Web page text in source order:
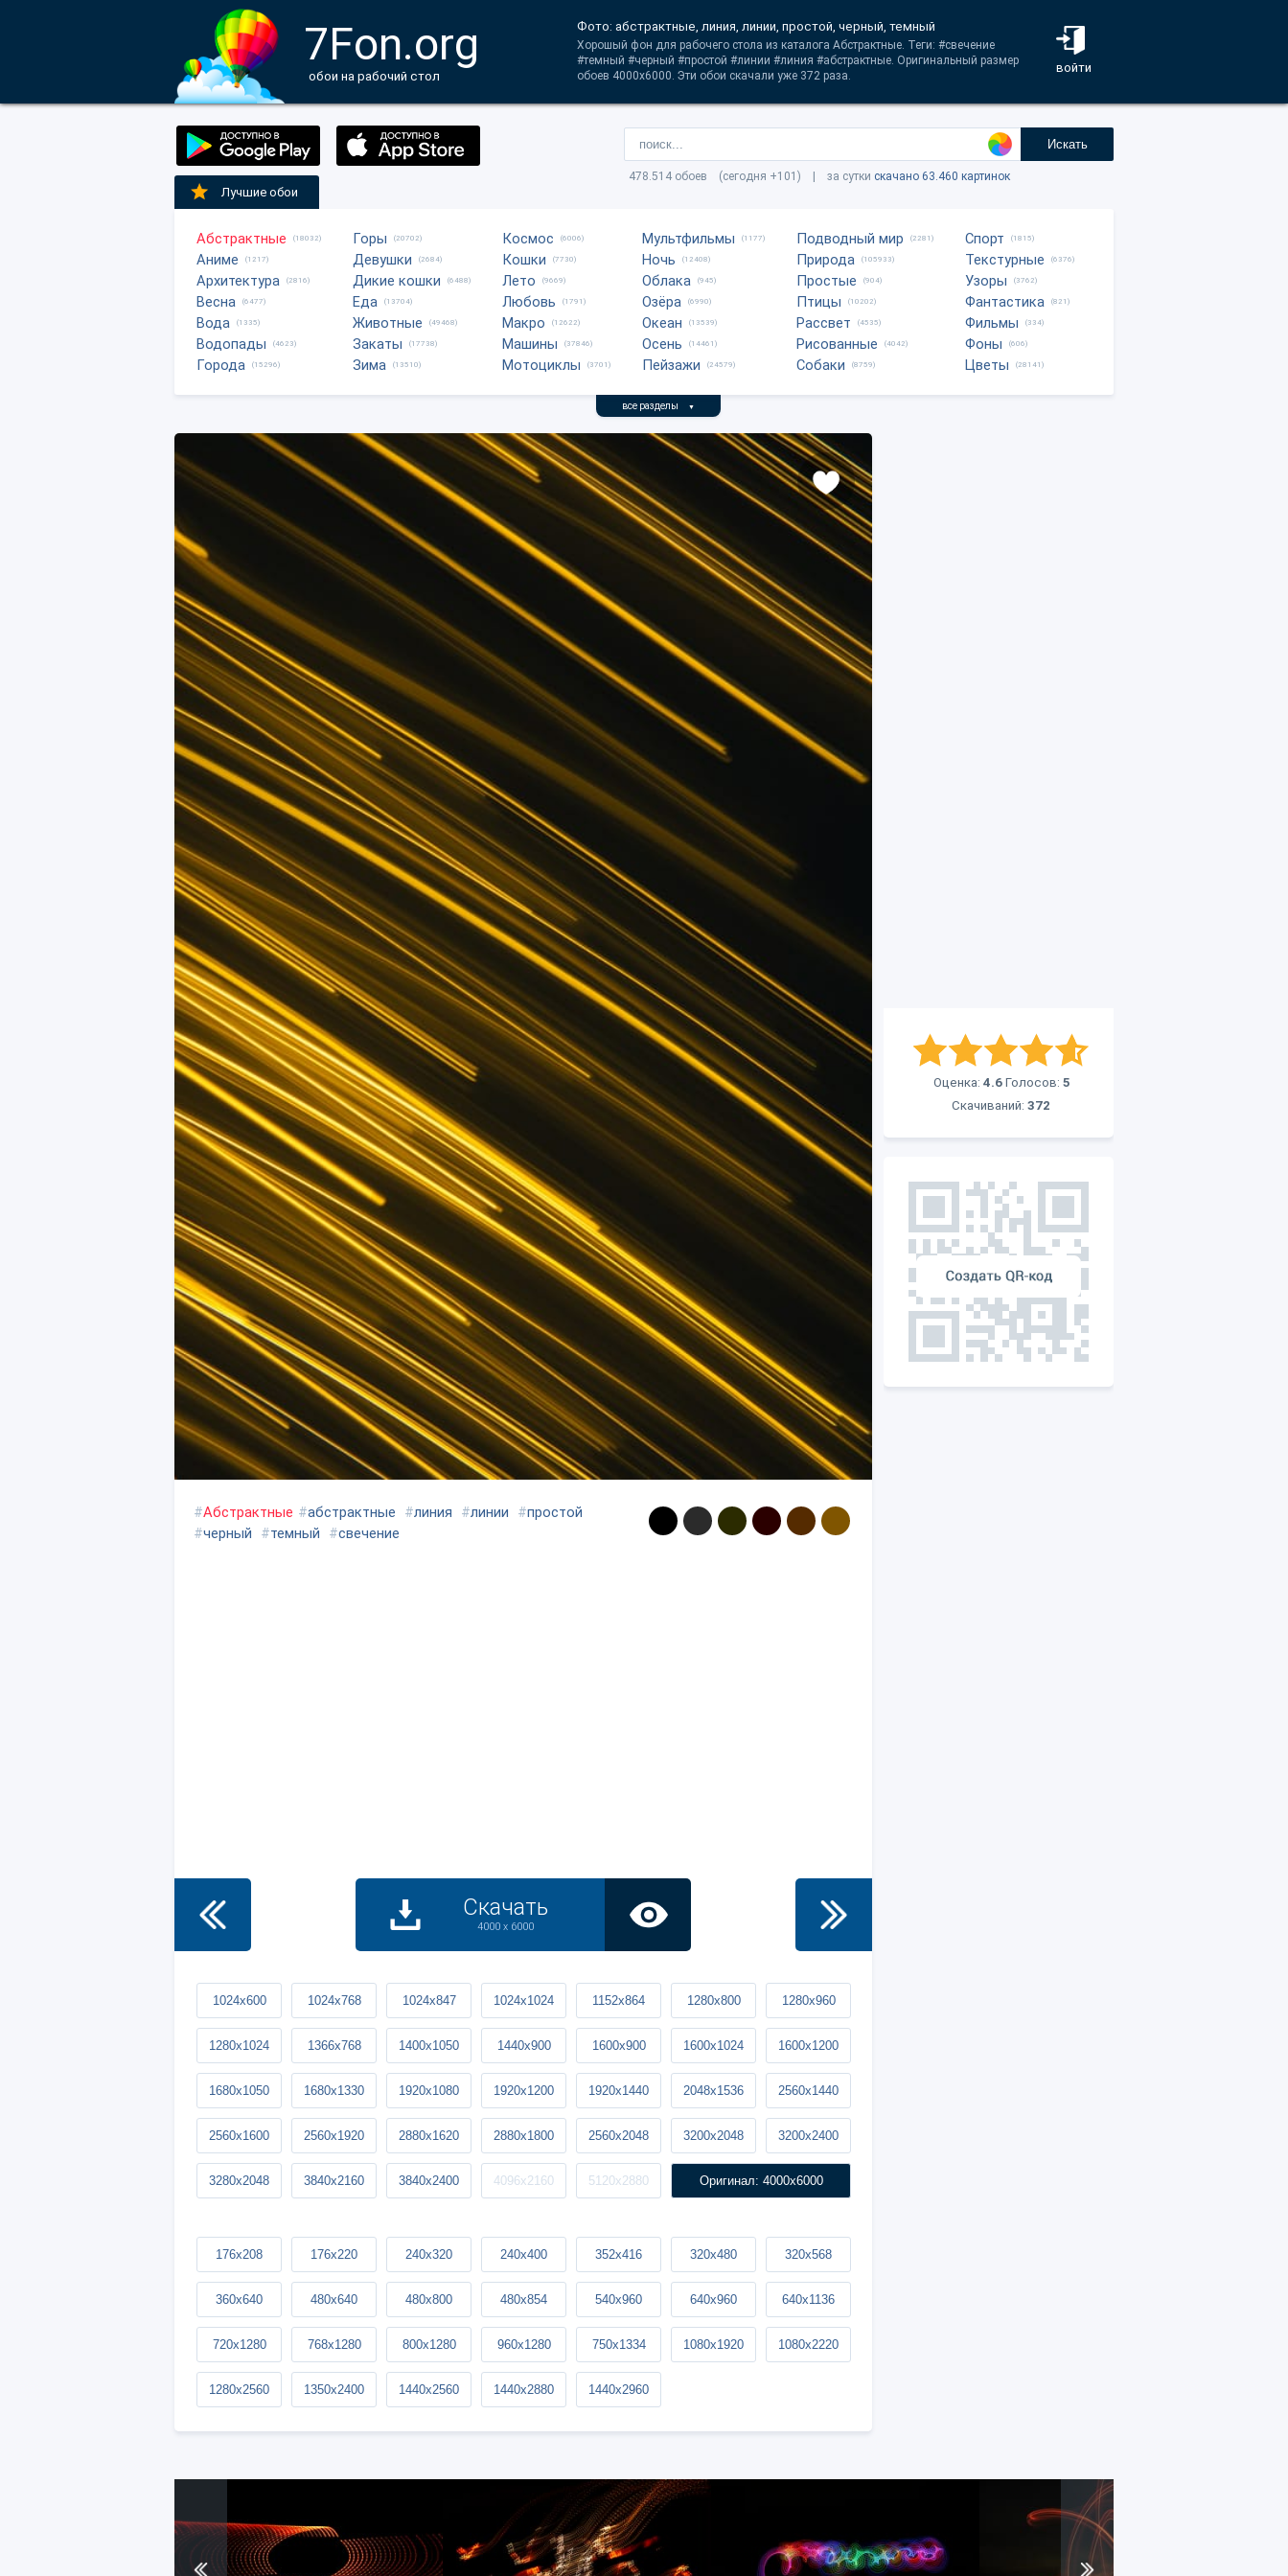
7Fon.org
обои на рабочий стол
войти
Фото: абстрактные, линия, линии, простой, черный, темный
Хорошый фон для рабочего стола из каталога Абстрактные. Теги: #свечение
#темный #черный #простой #линии #линия #абстрактные. Оригинальный размер
обоев 4000x6000. Эти обои скачали уже 372 раза.
Искать
478.514 обоев (сегодня +101) | за сутки скачано 63.460 картинок
Лучшие обои
Абстрактные (18032)
Аниме (1217)
Архитектура (2816)
Весна (6477)
Вода (1335)
Водопады (4623)
Города (15296)
Горы (20702)
Девушки (2684)
Дикие кошки (6488)
Еда (13704)
Животные (49468)
Закаты (17738)
Зима (13510)
Космос (6006)
Кошки (7730)
Лето (9669)
Любовь (1791)
Макро (12622)
Машины (37846)
Мотоциклы (3701)
Мультфильмы (1177)
Ночь (12408)
Облака (945)
Озёра (6990)
Океан (13539)
Осень (14461)
Пейзажи (24579)
Подводный мир (2281)
Природа (105933)
Простые (904)
Птицы (10202)
Рассвет (4535)
Рисованные (4042)
Собаки (8759)
Спорт (1815)
Текстурные (6376)
Узоры (3762)
Фантастика (821)
Фильмы (334)
Фоны (606)
Цветы (28141)
все разделы ▼
Оценка: 4.6 Голосов: 5
Скачиваний: 372
#Абстрактные #абстрактные #линия #линии #простой
#черный #темный #свечение
Скачать
4000 x 6000
1024x600 1024x768 1024x847 1024x1024 1152x864 1280x800 1280x960
1280x1024 1366x768 1400x1050 1440x900 1600x900 1600x1024 1600x1200
1680x1050 1680x1330 1920x1080 1920x1200 1920x1440 2048x1536 2560x1440
2560x1600 2560x1920 2880x1620 2880x1800 2560x2048 3200x2048 3200x2400
3280x2048 3840x2160 3840x2400 4096x2160 5120x2880 Оригинал: 4000x6000
176x208 176x220 240x320 240x400 352x416 320x480 320x568
360x640 480x640 480x800 480x854 540x960 640x960 640x1136
720x1280 768x1280 800x1280 960x1280 750x1334 1080x1920 1080x2220
1280x2560 1350x2400 1440x2560 1440x2880 1440x2960